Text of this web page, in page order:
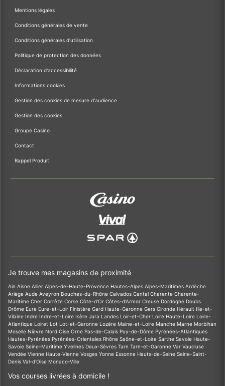
Mentions légales
Conditions générales de vente
Conditions générales d'utilisation
Politique de protection des données
Déclaration d'accessibilité
Informations cookies
Gestion des cookies de mesure d'audience
Gestion des cookies
Groupe Casino
Contact
Rappel Produit
Je trouve mes magasins de proximité
Ain Aisne Allier Alpes-de-Haute-Provence Hautes-Alpes Alpes-Maritimes Ardèche
Ariège Aude Aveyron Bouches-du-Rhône Calvados Cantal Charente Charente-
Maritime Cher Corrèze Corse Côte-d'Or Côtes-d'Armor Creuse Dordogne Doubs
Drôme Eure Eure-et-Loir Finistère Gard Haute-Garonne Gers Gironde Hérault Ille-et-
Vilaine Indre Indre-et-Loire Isère Jura Landes Loir-et-Cher Loire Haute-Loire Loire-
Atlantique Loiret Lot Lot-et-Garonne Lozère Maine-et-Loire Manche Marne Morbihan
Moselle Nièvre Nord Oise Orne Pas-de-Calais Puy-de-Dôme Pyrénées-Atlantiques
Hautes-Pyrénées Pyrénées-Orientales Rhône Saône-et-Loire Sarthe Savoie Haute-
Savoie Seine-Maritime Yvelines Deux-Sèvres Tarn Tarn-et-Garonne Var Vaucluse
Vendée Vienne Haute-Vienne Vosges Yonne Essonne Hauts-de-Seine Seine-Saint-
Denis Val-d'Oise Monaco-Ville
Vos courses livrées à domicile !